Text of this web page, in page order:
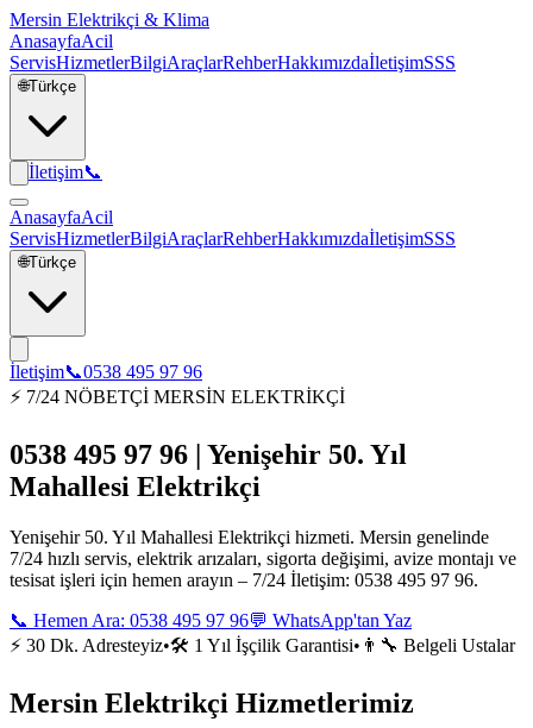
Mersin Elektrikçi & Klima
AnasayfaAcil
ServisHizmetlerBilgiAraçlarRehberHakkımızdaİletişimSSS
🌐Türkçe
İletişim📞
AnasayfaAcil
ServisHizmetlerBilgiAraçlarRehberHakkımızdaİletişimSSS
🌐Türkçe
İletişim📞0538 495 97 96
⚡ 7/24 NÖBETÇİ MERSİN ELEKTRİKÇİ
0538 495 97 96 | Yenişehir 50. Yıl
Mahallesi Elektrikçi
Yenişehir 50. Yıl Mahallesi Elektrikçi hizmeti. Mersin genelinde
7/24 hızlı servis, elektrik arızaları, sigorta değişimi, avize montajı ve
tesisat işleri için hemen arayın – 7/24 İletişim: 0538 495 97 96.
📞 Hemen Ara: 0538 495 97 96💬 WhatsApp'tan Yaz
⚡ 30 Dk. Adresteyiz•🛠️ 1 Yıl İşçilik Garantisi• 👨‍🔧 Belgeli Ustalar
Mersin Elektrikçi Hizmetlerimiz